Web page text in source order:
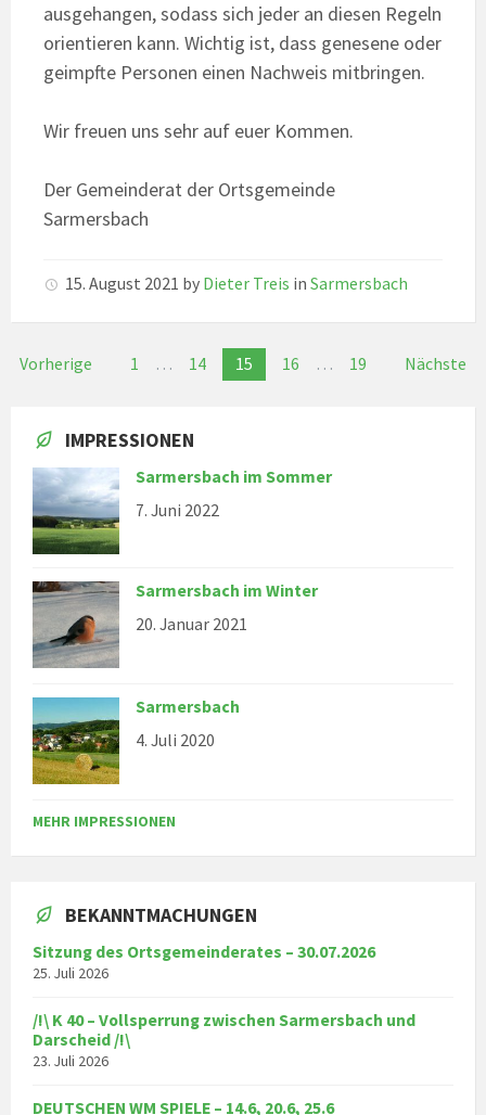
ausgehangen, sodass sich jeder an diesen Regeln
orientieren kann. Wichtig ist, dass genesene oder
geimpfte Personen einen Nachweis mitbringen.
Wir freuen uns sehr auf euer Kommen.
Der Gemeinderat der Ortsgemeinde
Sarmersbach
15. August 2021 by Dieter Treis in Sarmersbach
Seitennummerierung
Beiträge
Vorherige 1 … 14 15 16 … 19 Nächste
IMPRESSIONEN
Sarmersbach im Sommer
7. Juni 2022
Sarmersbach im Winter
20. Januar 2021
Sarmersbach
4. Juli 2020
MEHR IMPRESSIONEN
BEKANNTMACHUNGEN
Sitzung des Ortsgemeinderates – 30.07.2026
25. Juli 2026
/!\ K 40 – Vollsperrung zwischen Sarmersbach und
Darscheid /!\
23. Juli 2026
DEUTSCHEN WM SPIELE – 14.6, 20.6, 25.6